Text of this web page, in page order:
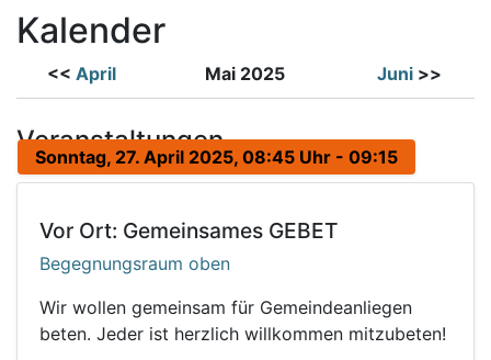
Kalender
<< April Mai 2025 Juni>>
Veranstaltungen
Sonntag, 27. April 2025, 08:45 Uhr - 09:15
Vor Ort: Gemeinsames GEBET
Begegnungsraum oben
Wir wollen gemeinsam für Gemeindeanliegen
beten. Jeder ist herzlich willkommen mitzubeten!